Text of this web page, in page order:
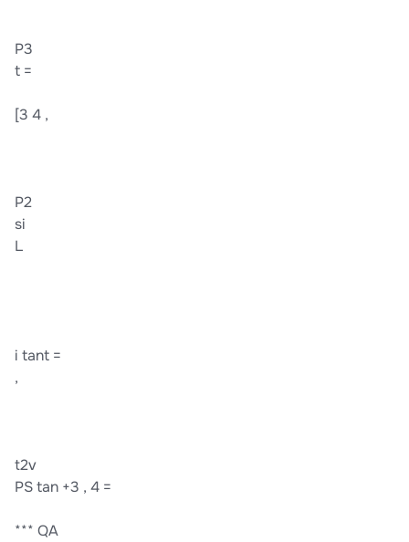
P3
t =
[3 4 ,
P2
si
L
i tant =
,
t2v
PS tan +3 , 4 =
*** QA